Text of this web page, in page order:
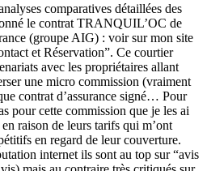
comparatives détaillées des
le contrat TRANQUIL’OC de
(groupe AIG) : voir sur mon site
et Réservation”. Ce courtier
avec les propriétaires allant
une micro commission (vraiment
contrat d’assurance signé… Pour
pour cette commission que je les ai
raison de leurs tarifs qui m’ont
en regard de leur couverture.
internet ils sont au top sur “avis